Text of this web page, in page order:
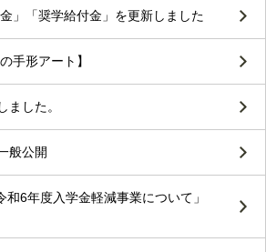
」「奨学給付金」を更新しました
手形アート】
ました。
般公開
和6年度入学金軽減事業について」